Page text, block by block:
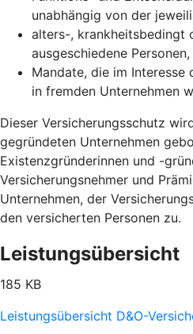
unabhängig von der
alters-, krankheitsbedingt
ausgeschiedene Personen,
Mandate, die im Interesse
in fremden Unternehmen
Dieser Versicherungsschutz
gegründeten Unternehmen
Existenzgründerinnen und -
Versicherungsnehmer und
Unternehmen, der
den versicherten Personen zu.
Leistungsübersicht
185 KB
Leistungsübersicht D&O-